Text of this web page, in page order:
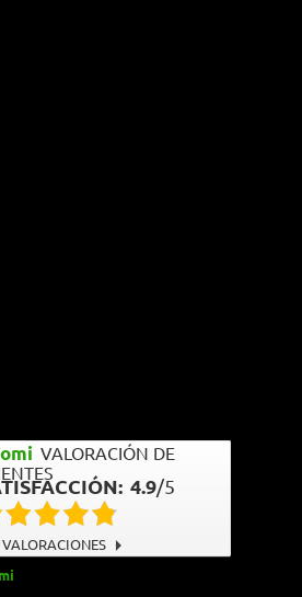
VALORACIÓN DE
4.9/5
VALORACIONES